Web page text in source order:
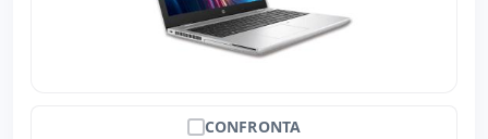
CONFRONTA